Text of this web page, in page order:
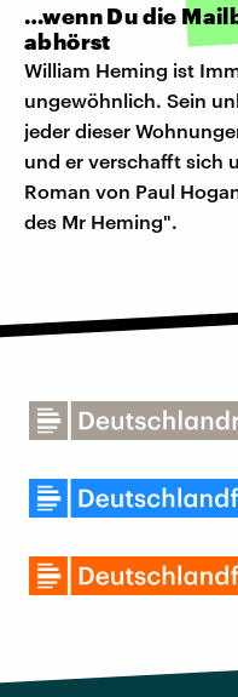
…wenn Du die
abhörst
William Heming ist
ungewöhnlich. Sein
jeder dieser
und er verschafft sich
Roman von Paul
des Mr Heming".